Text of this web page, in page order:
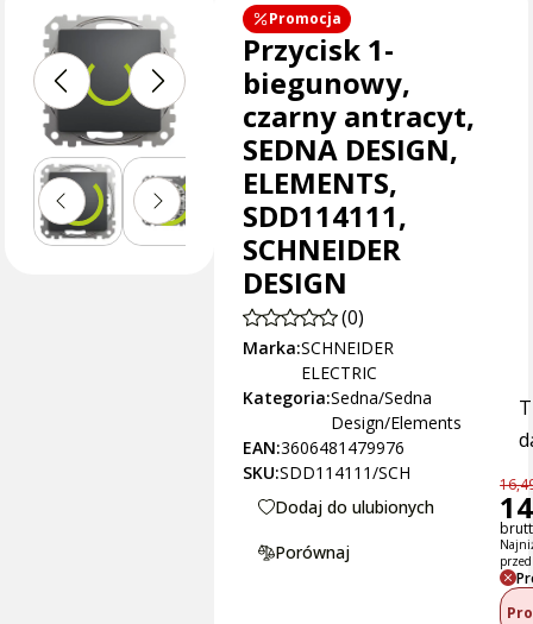
Promocja
Przycisk 1-
biegunowy,
czarny antracyt,
SEDNA DESIGN,
ELEMENTS,
SDD114111,
SCHNEIDER
DESIGN
(0)
Marka:SCHNEIDER
ELECTRIC
Kategoria:Sedna/Sedna
Design/Elements
EAN:3606481479976
SKU:SDD114111/SCH
Dodaj do ulubionych
Porównaj